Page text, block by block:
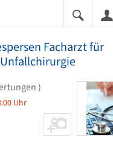
Facharzt für
Sternen
Uhr